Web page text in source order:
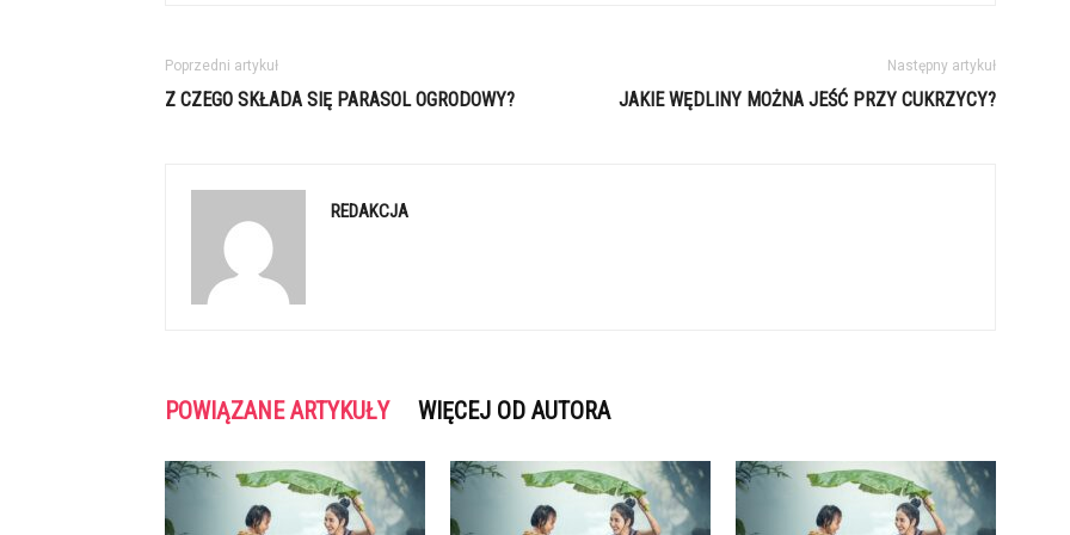
Poprzedni artykuł
Z CZEGO SKŁADA SIĘ PARASOL OGRODOWY?
Następny artykuł
JAKIE WĘDLINY MOŻNA JEŚĆ PRZY CUKRZYCY?
REDAKCJA
POWIĄZANE ARTYKUŁY WIĘCEJ OD AUTORA